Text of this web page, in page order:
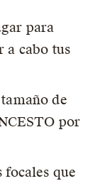
para
a cabo tus
de
por
focales que